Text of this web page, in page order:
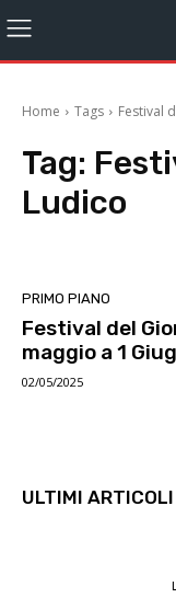
Home Tags Festival
Tag:
Ludico
PRIMO PIANO
Festival del
maggio a 1
02/05/2025
ULTIMI ARTICOLI